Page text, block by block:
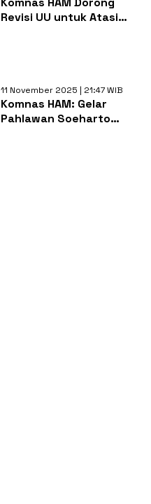
Revisi UU untuk Atasi
11 November 2025 | 21:47 WIB
Komnas HAM: Gelar
Pahlawan Soeharto